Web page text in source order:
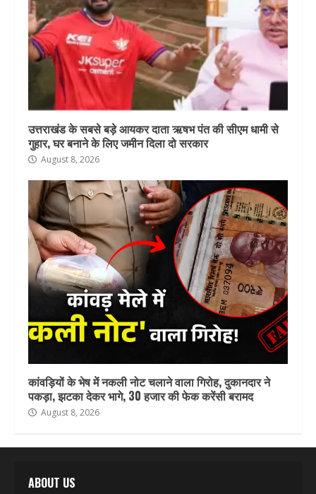
उत्तराखंड के सबसे बड़े आयकर दाता ऋषभ पंत की सीएम धामी से
गुहार, घर बनाने के लिए जमीन दिला दो सरकार
August 8, 2026
कांवड़ियों के भेष में नकली नोट चलाने वाला गिरोह, दुकानदार ने
पकड़ा, झटका देकर भागे, 30 हजार की फेक करेंसी बरामद
August 8, 2026
ABOUT US